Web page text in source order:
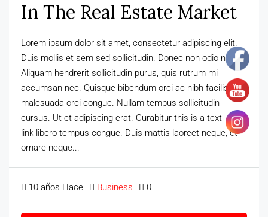
In The Real Estate Market
Lorem ipsum dolor sit amet, consectetur adipiscing elit.
Duis mollis et sem sed sollicitudin. Donec non odio neque.
Aliquam hendrerit sollicitudin purus, quis rutrum mi
accumsan nec. Quisque bibendum orci ac nibh facilisis, at
malesuada orci congue. Nullam tempus sollicitudin
cursus. Ut et adipiscing erat. Curabitur this is a text
link libero tempus congue. Duis mattis laoreet neque, et
ornare neque...
10 años Hace Business 0